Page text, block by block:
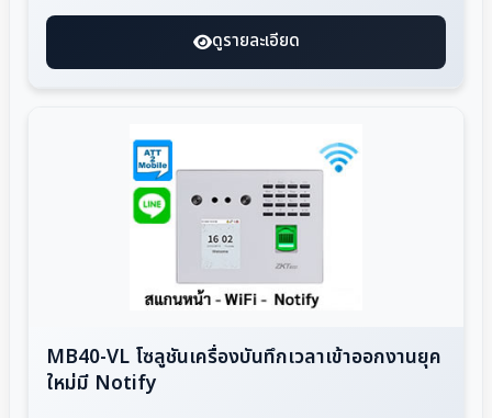
ดูรายละเอียด
MB40-VL โซลูชันเครื่องบันทึกเวลาเข้าออกงานยุค
ใหม่มี Notify